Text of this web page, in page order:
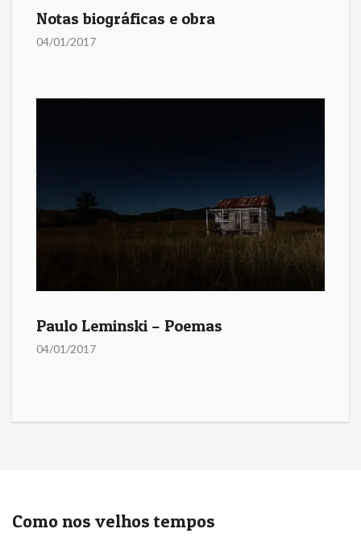
Notas biográficas e obra
04/01/2017
Paulo Leminski – Poemas
04/01/2017
Como nos velhos tempos